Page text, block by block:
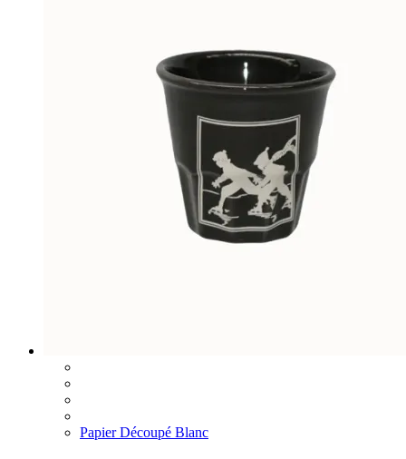
Papier Découpé Blanc